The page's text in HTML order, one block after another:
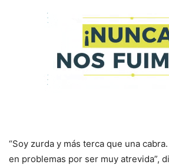
“Soy zurda y más terca que una
en problemas por ser muy atrevida”,